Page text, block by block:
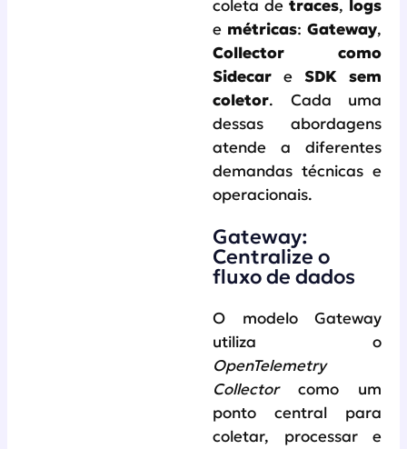
coleta de traces, logs
e métricas: Gateway,
Collector como
Sidecar e SDK sem
coletor. Cada uma
dessas abordagens
atende a diferentes
demandas técnicas e
operacionais.
Gateway:
Centralize o
fluxo de dados
O modelo Gateway
utiliza o
OpenTelemetry
Collectorcomo um
ponto central para
coletar, processar e